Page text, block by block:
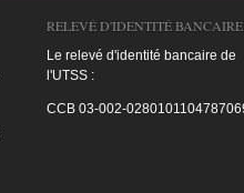
RELEVÉ D'IDENTITÉ BANCAIRE
Le relevé d'identité bancaire de
l'UTSS :
CCB 03-002-